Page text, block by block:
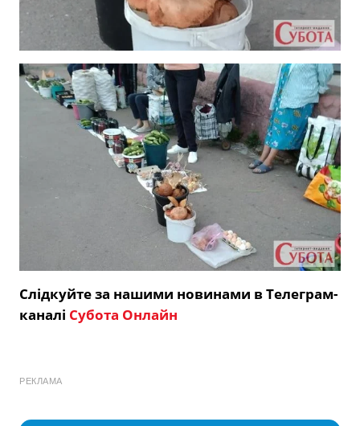
Слідкуйте за нашими новинами в Телеграм-
каналі Субота Онлайн
РЕКЛАМА